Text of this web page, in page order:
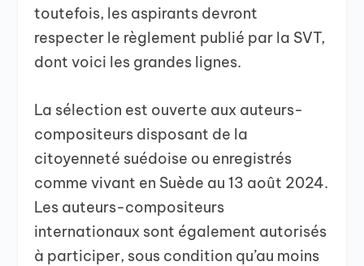
toutefois, les aspirants devront
respecter le règlement publié par la SVT,
dont voici les grandes lignes.
La sélection est ouverte aux auteurs-
compositeurs disposant de la
citoyenneté suédoise ou enregistrés
comme vivant en Suède au 13 août 2024.
Les auteurs-compositeurs
internationaux sont également autorisés
à participer, sous condition qu’au moins